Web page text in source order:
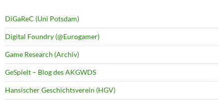
DiGaReC (Uni Potsdam)
Digital Foundry (@Eurogamer)
Game Research (Archiv)
GeSpielt – Blog des AKGWDS
Hansischer Geschichtsverein (HGV)